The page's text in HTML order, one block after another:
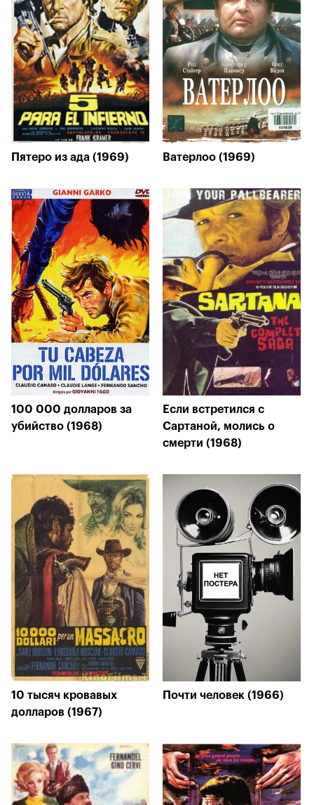
Пятеро из ада (1969) Ватерлоо (1969)
100 000 долларов за
убийство (1968)
Если встретился с
Сартаной, молись о
смерти (1968)
10 тысяч кровавых
долларов (1967)
Почти человек (1966)